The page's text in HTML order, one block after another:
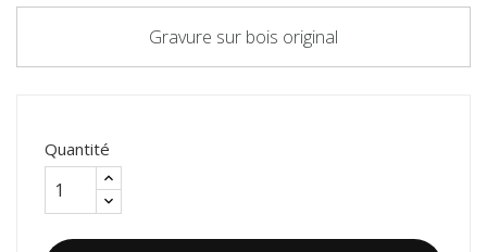
Gravure sur bois original
Quantité